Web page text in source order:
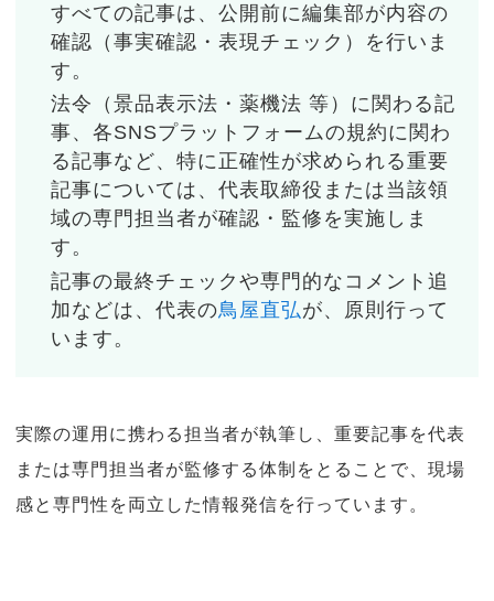
すべての記事は、公開前に編集部が内容の
確認（事実確認・表現チェック）を行いま
す。
法令（景品表示法・薬機法 等）に関わる記
事、各SNSプラットフォームの規約に関わ
る記事など、特に正確性が求められる重要
記事については、代表取締役または当該領
域の専門担当者が確認・監修を実施しま
す。
記事の最終チェックや専門的なコメント追
加などは、代表の鳥屋直弘が、原則行って
います。
実際の運用に携わる担当者が執筆し、重要記事を代表
または専門担当者が監修する体制をとることで、現場
感と専門性を両立した情報発信を行っています。